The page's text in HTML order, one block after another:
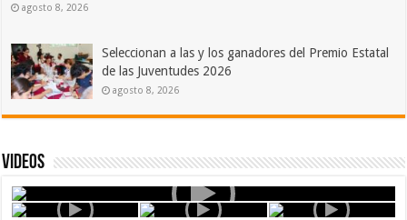
agosto 8, 2026
Seleccionan a las y los ganadores del Premio Estatal
de las Juventudes 2026
agosto 8, 2026
Videos